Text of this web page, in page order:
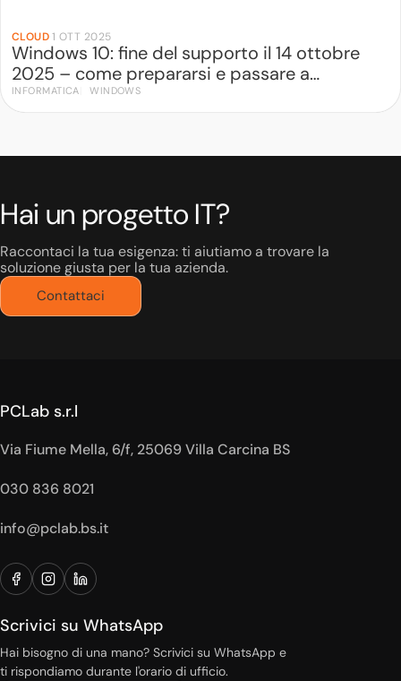
CLOUD1 OTT 2025
Windows 10: fine del supporto il 14 ottobre
2025 – come prepararsi e passare a
Windows 11
INFORMATICA WINDOWS
Hai un progetto IT?
Raccontaci la tua esigenza: ti aiutiamo a trovare la
soluzione giusta per la tua azienda.
Contattaci
PCLab s.r.l
Via Fiume Mella, 6/f, 25069 Villa Carcina BS
030 836 8021
info@pclab.bs.it
Scrivici su WhatsApp
Hai bisogno di una mano? Scrivici su WhatsApp e
ti rispondiamo durante l'orario di ufficio.